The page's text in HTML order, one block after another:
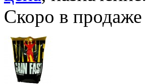
Скоро в продаже